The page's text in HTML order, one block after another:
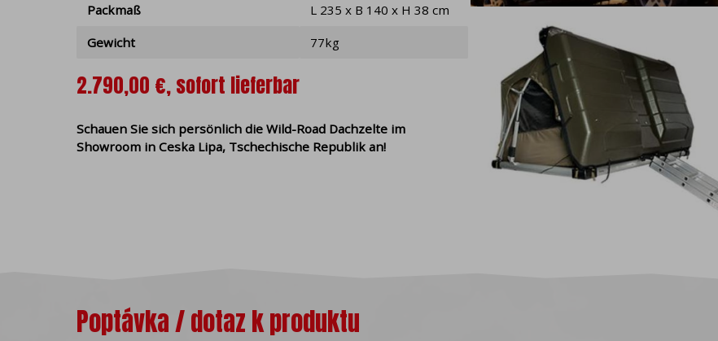
Packmaß
L 235 x B 140 x H 38 cm
Gewicht
77kg
2.790,00 €, sofort lieferbar
Schauen Sie sich persönlich die Wild-Road Dachzelte im
Showroom in Ceska Lipa, Tschechische Republik an!
Poptávka / dotaz k produktu
Verteilung von Cookies
Zeitlich werden Cookies in kurzfristige eingeteilt, die automatisch gelöscht werden,
geschlossen wird oder eine Aktion des Nutzers (zB beim Abmelden von der
langlebig, die auch nach einem Neustart im Browser verbleiben und je nach
Die Herkunft von Cookies mit Ihrem Browser kann von der ersten Partei (Website),
hinzufügen / ändern / löschen, zB über Entwicklertools) oder einer dritten Partei
Verkehrsanalyse und Marketing) beeinflusst werden.
Darüber hinaus unterteilen wir Cookies in
wesentliche (technische), die für das
der Website dienen. Die Zustimmung zur Verwendung von technischen Cookies ist
optionale Cookies (Statistik und Marketing)
Ihrer Zustimmung auf Ihrem Gerät speichern und von Dritten verarbeitet werden
Ohne Ihre Zustimmung speichern wir keine optionalen Cookies in Ihrem Browser.